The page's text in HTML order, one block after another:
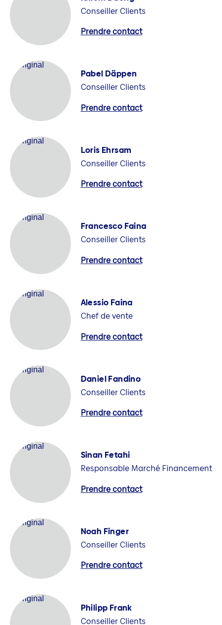
Conseiller Clients
Prendre contact
Pabel Däppen
Conseiller Clients
Prendre contact
Loris Ehrsam
Conseiller Clients
Prendre contact
Francesco Faina
Conseiller Clients
Prendre contact
Alessio Faina
Chef de vente
Prendre contact
Daniel Fandino
Conseiller Clients
Prendre contact
Sinan Fetahi
Responsable Marché Financement
Prendre contact
Noah Finger
Conseiller Clients
Prendre contact
Philipp Frank
Conseiller Clients